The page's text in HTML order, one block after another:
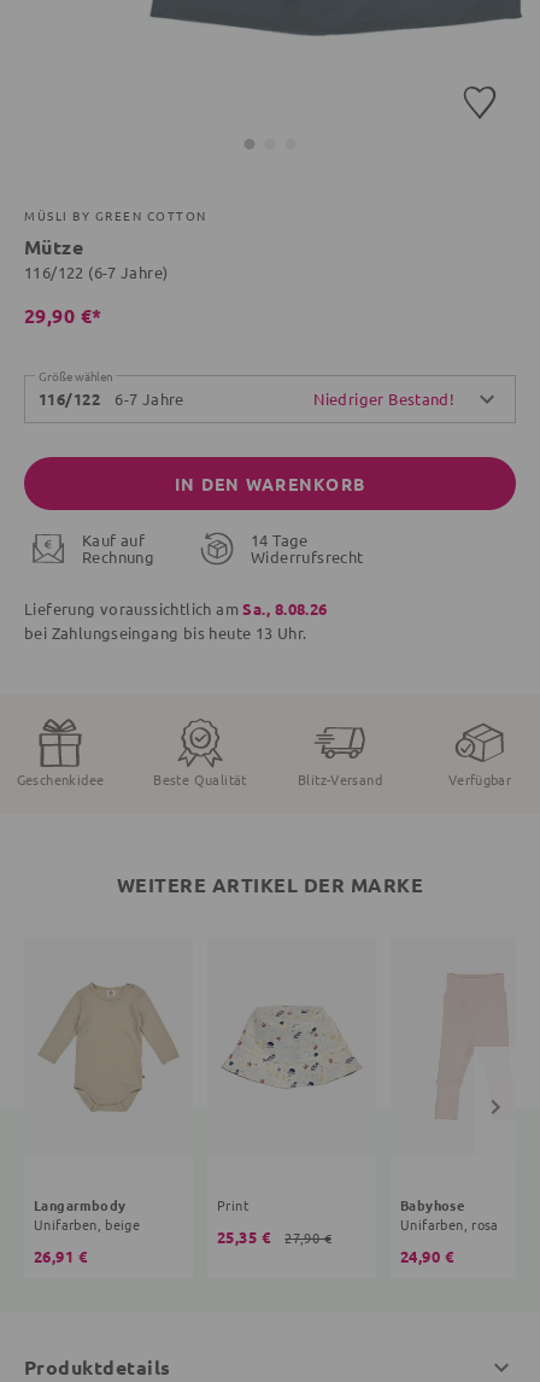
MÜSLI BY GREEN COTTON
Mütze
116/122 (6-7 Jahre)
29,90 €*
Größe wählen
116/122 6-7 Jahre Niedriger Bestand!
IN DEN WARENKORB
Kauf auf
Rechnung
14 Tage
Widerrufsrecht
Lieferung voraussichtlich amSa., 8.08.26
bei Zahlungseingang bis heute 13 Uhr.
Geschenkidee Beste Qualität Blitz-Versand Verfügbar
WEITERE ARTIKEL DER MARKE
Langarmbody
Unifarben, beige
26,91 €
Print
25,35 € 27,90 €
Babyhose
Unifarben, rosa
24,90 €
Produktdetails